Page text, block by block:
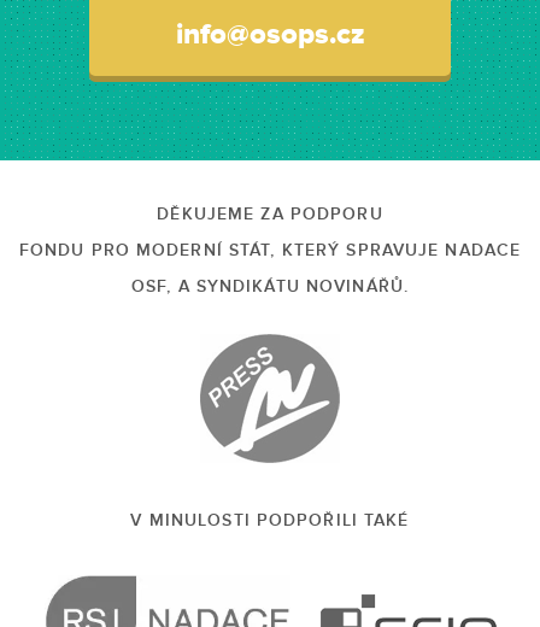
info@osops.cz
DĚKUJEME ZA PODPORU
FONDU PRO MODERNÍ STÁT, KTERÝ SPRAVUJE NADACE
OSF, A SYNDIKÁTU NOVINÁŘŮ.
V MINULOSTI PODPOŘILI TAKÉ